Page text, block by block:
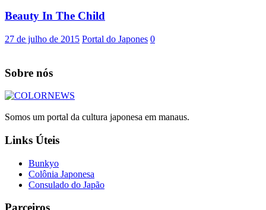
Beauty In The Child
27 de julho de 2015 Portal do Japones 0
Sobre nós
Somos um portal da cultura japonesa em manaus.
Links Úteis
Bunkyo
Colônia Japonesa
Consulado do Japão